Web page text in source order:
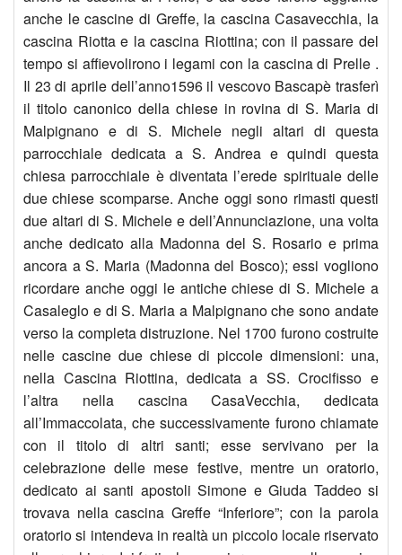
anche le cascine di Greffe, la cascina Casavecchia, la
cascina Riotta e la cascina Riottina; con il passare del
tempo si affievolirono i legami con la cascina di Prelle .
Il 23 di aprile dell’anno1596 il vescovo Bascapè trasferì
il titolo canonico della chiese in rovina di S. Maria di
Malpignano e di S. Michele negli altari di questa
parrocchiale dedicata a S. Andrea e quindi questa
chiesa parrocchiale è diventata l’erede spirituale delle
due chiese scomparse. Anche oggi sono rimasti questi
due altari di S. Michele e dell’Annunciazione, una volta
anche dedicato alla Madonna del S. Rosario e prima
ancora a S. Maria (Madonna del Bosco); essi vogliono
ricordare anche oggi le antiche chiese di S. Michele a
Casaleglo e di S. Maria a Malpignano che sono andate
verso la completa distruzione. Nel 1700 furono costruite
nelle cascine due chiese di piccole dimensioni: una,
nella Cascina Riottina, dedicata a SS. Crocifisso e
l’altra nella cascina CasaVecchia, dedicata
all’Immaccolata, che successivamente furono chiamate
con il titolo di altri santi; esse servivano per la
celebrazione delle mese festive, mentre un oratorio,
dedicato ai santi apostoli Simone e Giuda Taddeo si
trovava nella cascina Greffe “Inferiore”; con la parola
oratorio si intendeva in realtà un piccolo locale riservato